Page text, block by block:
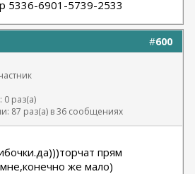
5336-6901-5739-2533
#600
0 раз(а)
87 раз(а) в 36 сообщениях
прям
же мало)